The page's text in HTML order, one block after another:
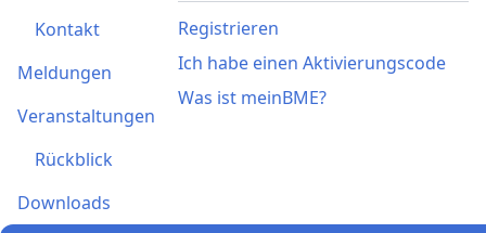
Registrieren
Ich habe einen Aktivierungscode
Was ist meinBME?
Kontakt
Meldungen
Veranstaltungen
Rückblick
Downloads